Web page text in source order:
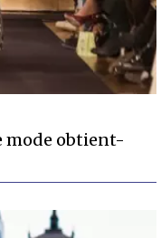
mode obtient-